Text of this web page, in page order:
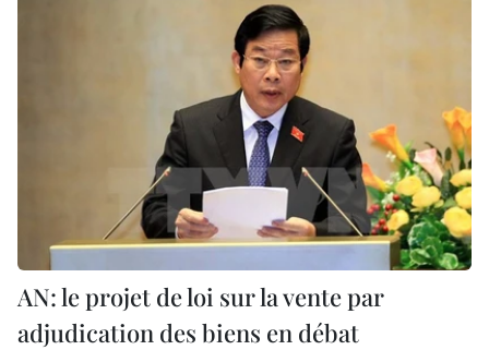
AN: le projet de loi sur la vente par
adjudication des biens en débat